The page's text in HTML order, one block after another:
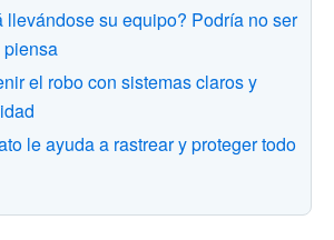
llevándose su equipo? Podría no ser
el robo con sistemas claros y
le ayuda a rastrear y proteger todo